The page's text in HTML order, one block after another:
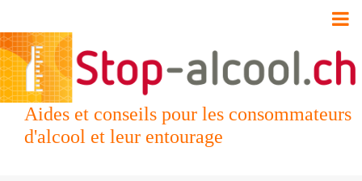
Aides et conseils pour les consommateurs
d'alcool et leur entourage